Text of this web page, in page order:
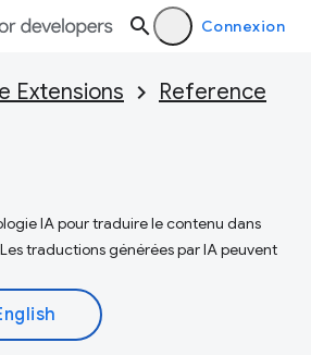
Connexion
Extensions
Reference
IA pour traduire le contenu dans
traductions générées par IA peuvent